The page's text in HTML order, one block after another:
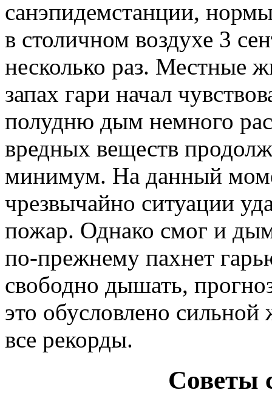
санэпидемстанции,
в столичном воздухе 3
несколько раз. Местные
запах гари начал
полудню дым немного
вредных веществ
минимум. На данный
чрезвычайно ситуации
пожар. Однако смог и
по-прежнему пахнет
свободно дышать,
это обусловлено сильной
все рекорды.
Советы